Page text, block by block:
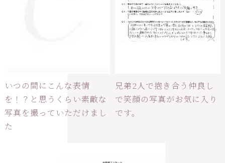
いつの間にこんな表情
を！？と思うくらい素敵な
写真を撮っていただけまし
た
兄弟2人で抱き合う仲良し
で笑顔の写真がお気に入り
です。